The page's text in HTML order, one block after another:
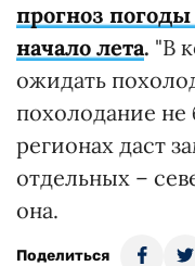
прогноз
начало лета. "В
ожидать
похолодание не
регионах даст
отдельных –
она.
Поделиться